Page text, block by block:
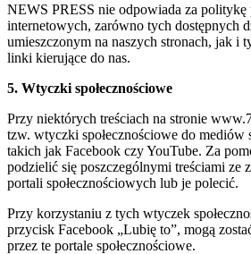
NEWS PRESS nie odpowiada za
internetowych, zarówno tych dostępnych
umieszczonym na naszych stronach, jak i
linki kierujące do nas.
5. Wtyczki społecznościowe
Przy niektórych treściach na stronie
tzw. wtyczki społecznościowe do mediów
takich jak Facebook czy YouTube. Za
podzielić się poszczególnymi treściami ze
portali społecznościowych lub je polecić.
Przy korzystaniu z tych wtyczek
przycisk Facebook „Lubię to”, mogą
przez te portale społecznościowe.